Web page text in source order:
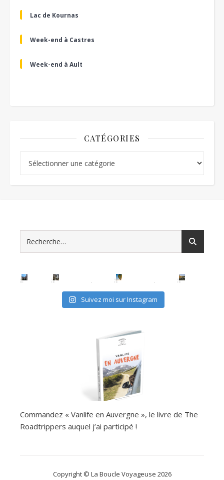
Lac de Kournas
Week-end à Castres
Week-end à Ault
CATÉGORIES
Suivez moi sur Instagram
Commandez « Vanlife en Auvergne », le livre de The
Roadtrippers auquel j’ai participé !
Copyright © La Boucle Voyageuse 2026